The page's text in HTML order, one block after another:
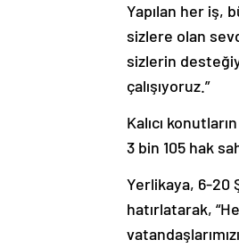
Yapılan her iş,
sizlere olan
sizlerin
çalışıyoruz.”
Kalıcı
3 bin 105 hak
Yerlikaya, 6-20
hatırlatarak,